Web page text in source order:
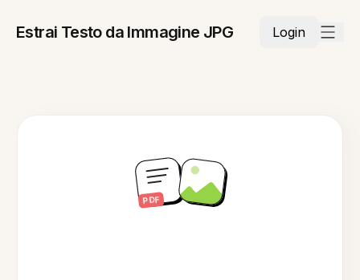
Estrai Testo da Immagine JPG Login